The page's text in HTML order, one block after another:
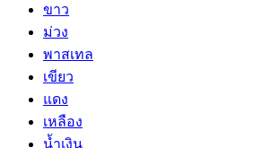
ขาว
ม่วง
พาสเทล
เขียว
แดง
เหลือง
น้ำเงิน